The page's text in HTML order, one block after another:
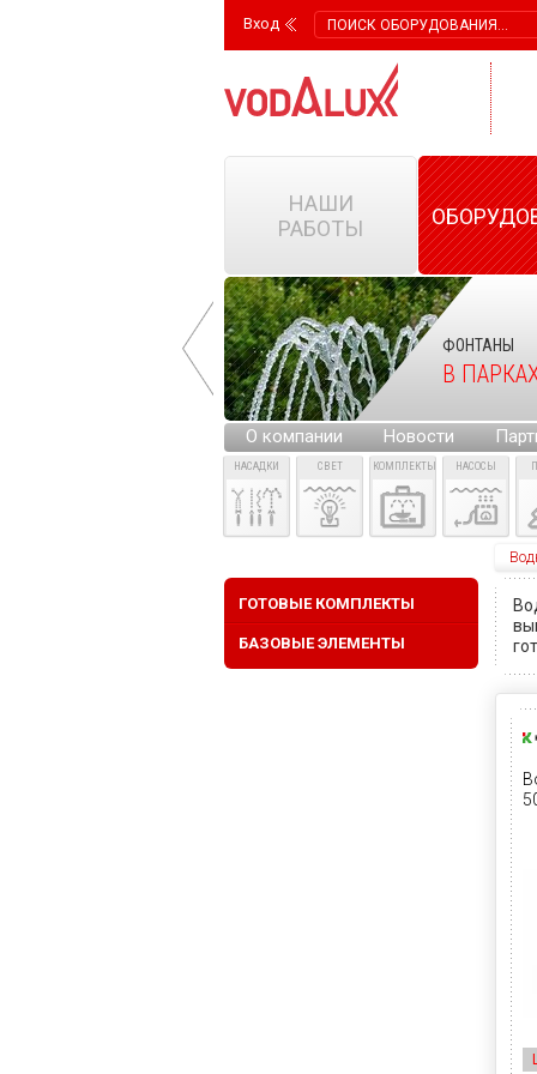
Вход
НАШИ
РАБОТЫ
НА ГОРОДСКИХ
ФОНТАНЫ
В
О компании Новости
НАСАДКИ СВЕТ КОМПЛЕКТЫ НАСОСЫ
ГОТОВЫЕ КОМПЛЕКТЫ
БАЗОВЫЕ ЭЛЕМЕНТЫ